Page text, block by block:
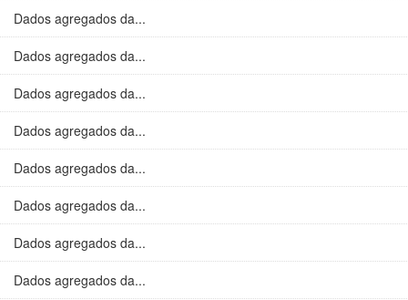
Dados agregados da...
Dados agregados da...
Dados agregados da...
Dados agregados da...
Dados agregados da...
Dados agregados da...
Dados agregados da...
Dados agregados da...